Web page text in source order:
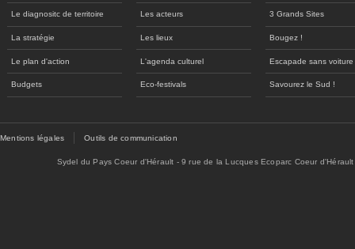
Le diagnositc de territoire
La stratégie
Le plan d'action
Budgets
Les acteurs
Les lieux
L'agenda culturel
Eco-festivals
3 Grands Sites
Bougez !
Escapade sans voiture
Savourez le Sud !
Mentions légales Outils de communication
Sydel du Pays Coeur d'Hérault - 9 rue de la Lucques Ecoparc Coeur